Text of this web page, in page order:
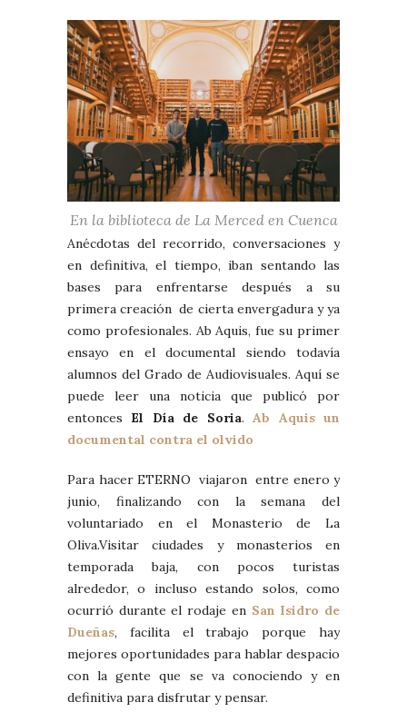
En la biblioteca de La Merced en Cuenca
Anécdotas del recorrido, conversaciones y
en definitiva, el tiempo, iban sentando las
bases para enfrentarse después a su
primera creación de cierta envergadura y ya
como profesionales. Ab Aquis, fue su primer
ensayo en el documental siendo todavía
alumnos del Grado de Audiovisuales. Aquí se
puede leer una noticia que publicó por
entonces El Día de Soria.Ab Aquis un
documental contra el olvido
Para hacer ETERNO viajaron entre enero y
junio, finalizando con la semana del
voluntariado en el Monasterio de La
Oliva.Visitar ciudades y monasterios en
temporada baja, con pocos turistas
alrededor, o incluso estando solos, como
ocurrió durante el rodaje en San Isidro de
Dueñas, facilita el trabajo porque hay
mejores oportunidades para hablar despacio
con la gente que se va conociendo y en
definitiva para disfrutar y pensar.